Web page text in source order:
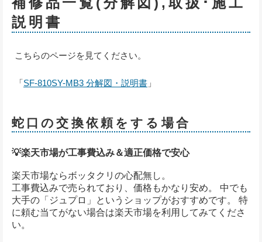
説明書
こちらのページを見てください。
「SF-810SY-MB3 分解図・説明書 」
蛇口の交換依頼をする場合
💡楽天市場が工事費込み＆適正価格で安心
楽天市場ならボッタクリの心配無し。
工事費込みで売られており、価格もかなり安め。 中でも
大手の「ジュプロ」というショップがおすすめです。 特
に頼む当てがない場合は楽天市場を利用してみてくださ
い。